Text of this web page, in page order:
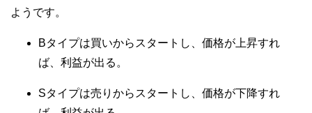
ようです。
Bタイプは買いからスタートし、価格が上昇すれ
ば、利益が出る。
Sタイプは売りからスタートし、価格が下降すれ